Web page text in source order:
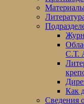
С.Т.
Как
Сведения